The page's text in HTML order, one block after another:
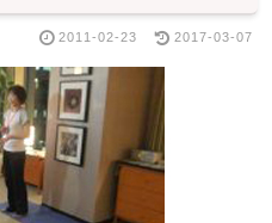
2011-02-23 2017-03-07